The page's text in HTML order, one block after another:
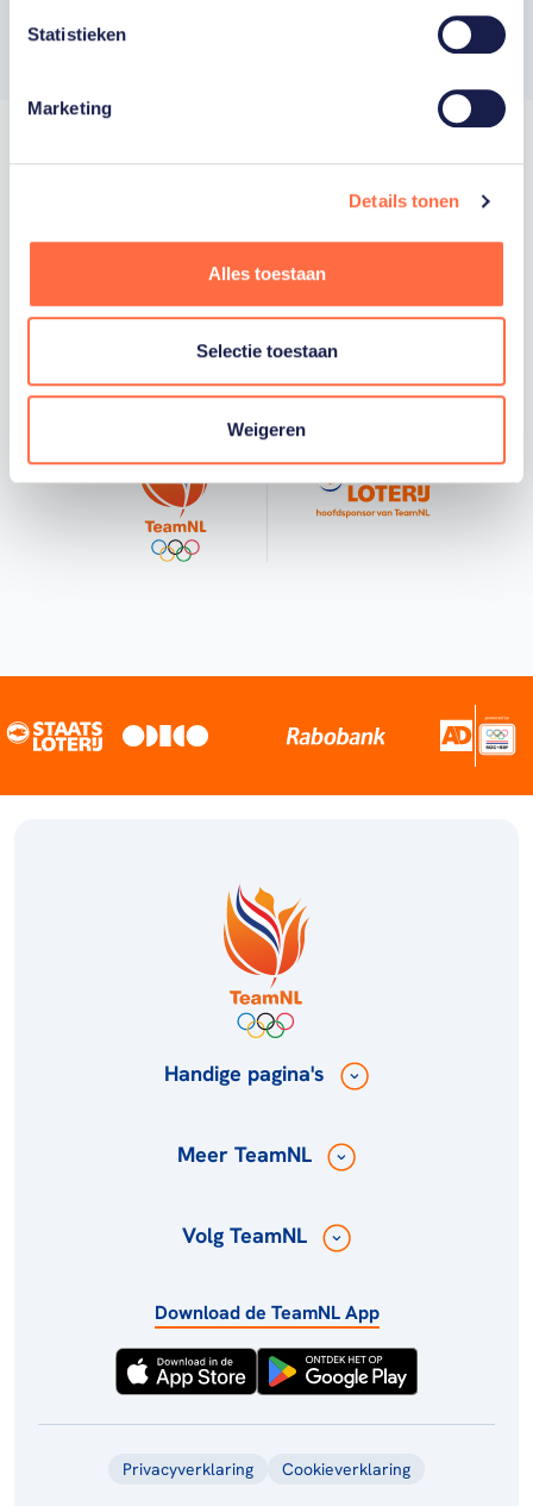
Statistieken
Marketing
Details tonen
Alles toestaan
Selectie toestaan
Weigeren
Trotse hoofdsponsor
Staatsloterij is trotse hoofdsponsor van
sportiefste land van de wereld maken.
Handige pagina's
Meer TeamNL
Volg TeamNL
Download de TeamNL App
Privacyverklaring Cookieverklaring